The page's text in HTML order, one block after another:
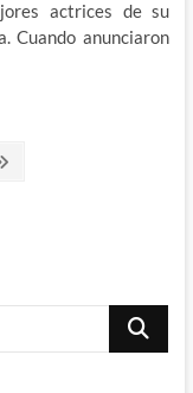
actrices de su
Cuando anunciaron
Página
Buscar